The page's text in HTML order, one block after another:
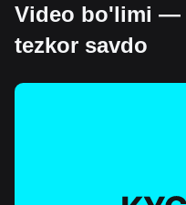
Video bo'limi —
tezkor savdo